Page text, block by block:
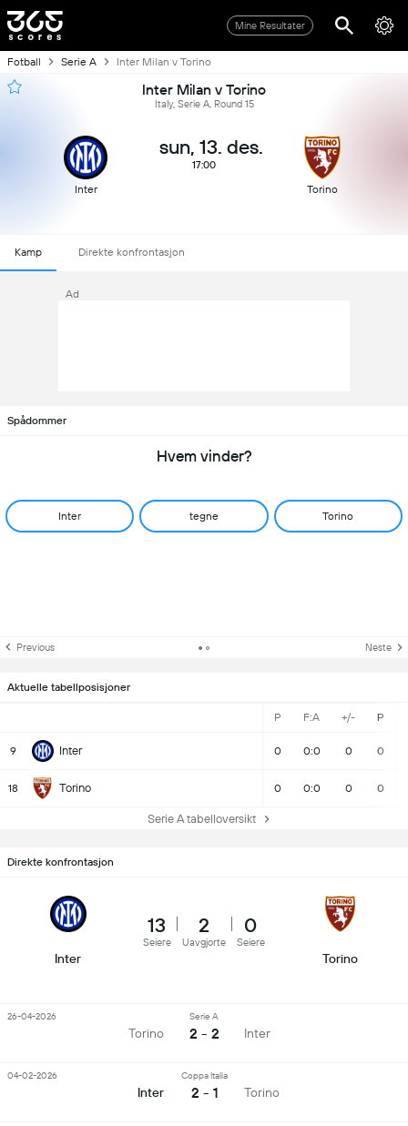
Mine Resultater
Fotball Serie A Inter Milan v Torino
Inter Milan v Torino
Italy, Serie A, Round 15
Inter
sun, 13. des.
17:00
Torino
Kamp Direkte konfrontasjon
Ad
Spådommer
Hvem vinder?
Inter tegne Torino
Previous Neste
Aktuelle tabellposisjoner
P F:A +/- P
9 Inter 0 0:0 0 0
18 Torino 0 0:0 0 0
Serie A tabelloversikt
Direkte konfrontasjon
Inter
13
Seiere
2
Uavgjorte
0
Seiere
Torino
Torino
Serie A
2 - 2 Inter
26-04-2026
Inter
Coppa Italia
2 - 1 Torino
04-02-2026